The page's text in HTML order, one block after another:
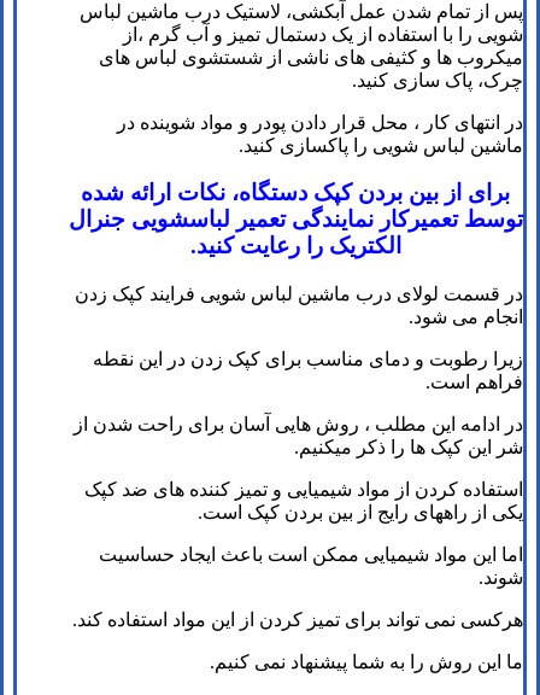
پس از تمام شدن عمل آبکشی، لاستیک درب ماشین لباس
شویی را با استفاده از یک دستمال تمیز و آب گرم ،از
میکروب ها و کثیفی های ناشی از شستشوی لباس های
چرک، پاک سازی کنید.
در انتهای کار ، محل قرار دادن پودر و مواد شوینده در
ماشین لباس شویی را پاکسازی کنید.
برای از بین بردن کپک دستگاه، نکات ارائه شده
توسط تعمیرکار نمایندگی تعمیر لباسشویی جنرال
الکتریک را رعایت کنید.
در قسمت لولای درب ماشین لباس شویی فرایند کپک زدن
انجام می شود.
زیرا رطوبت و دمای مناسب برای کپک زدن در این نقطه
فراهم است.
در ادامه این مطلب ، روش هایی آسان برای راحت شدن از
شر این کپک ها را ذکر می­کنیم.
استفاده کردن از مواد شیمیایی و تمیز کننده های ضد کپک
یکی از راه­های رایج از بین بردن کپک است.
اما این مواد شیمیایی ممکن است باعث ایجاد حساسیت
شوند.
هرکسی نمی تواند برای تمیز کردن از این مواد استفاده کند.
ما این روش را به شما پیشنهاد نمی کنیم.